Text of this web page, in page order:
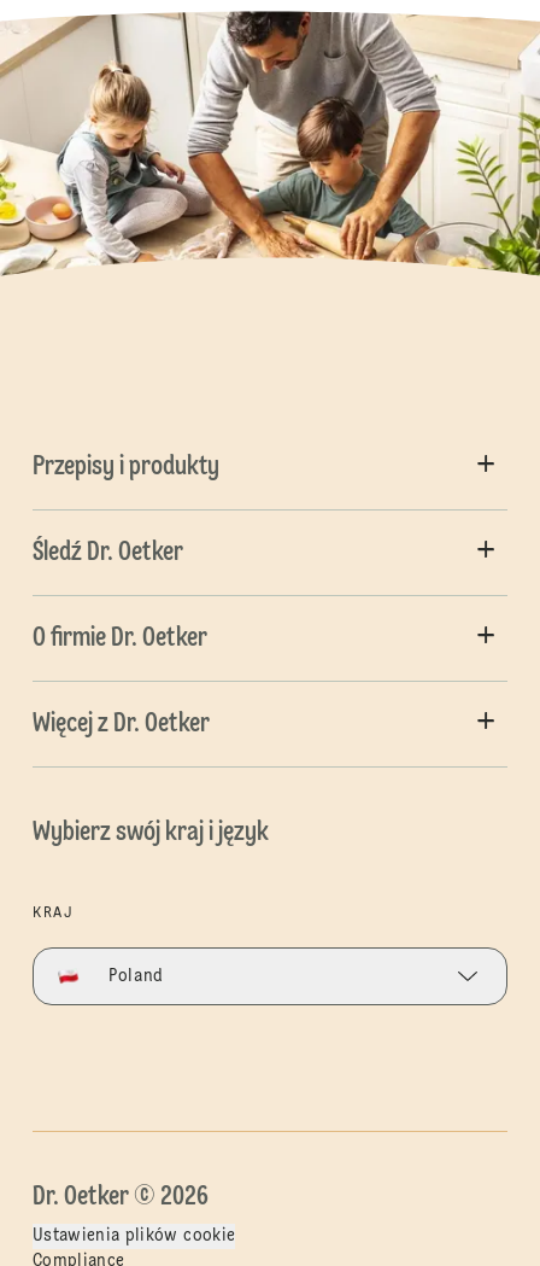
Przepisy i produkty
Śledź Dr. Oetker
O firmie Dr. Oetker
Więcej z Dr. Oetker
Wybierz swój kraj i język
KRAJ
Poland
Dr. Oetker © 2026
Ustawienia plików cookie
Compliance